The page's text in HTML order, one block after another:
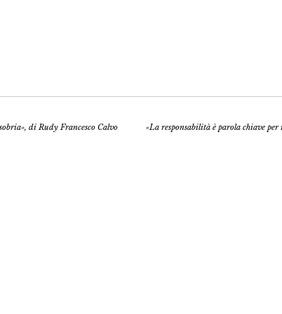
di Rudy Francesco Calvo
«La responsabilità è parola chiave